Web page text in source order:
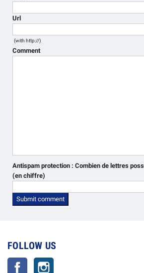
Url
(with http://)
Comment
Antispam protection : Combien de lettres
(en chiffre)
FOLLOW US
Facebook